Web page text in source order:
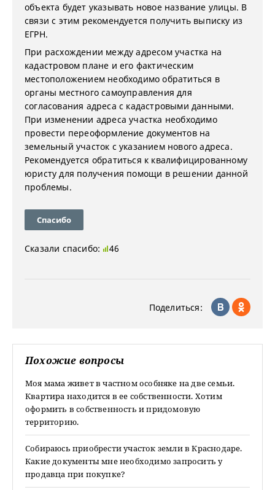
объекта будет указывать новое название улицы. В
связи с этим рекомендуется получить выписку из
ЕГРН.
При расхождении между адресом участка на
кадастровом плане и его фактическим
местоположением необходимо обратиться в
органы местного самоуправления для
согласования адреса с кадастровыми данными.
При изменении адреса участка необходимо
провести переоформление документов на
земельный участок с указанием нового адреса.
Рекомендуется обратиться к квалифицированному
юристу для получения помощи в решении данной
проблемы.
Спасибо
Сказали спасибо: 46
Поделиться:
Похожие вопросы
Моя мама живет в частном особняке на две семьи.
Квартира находится в ее собственности. Хотим
оформить в собственность и придомовую
территорию.
Собираюсь приобрести участок земли в Краснодаре.
Какие документы мне необходимо запросить у
продавца при покупке?